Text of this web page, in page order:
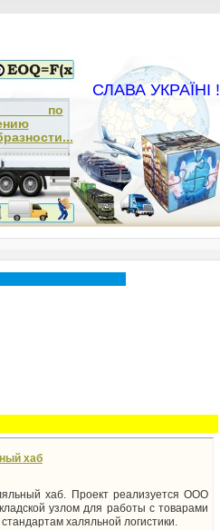
по
СЛАВА УКРАЇНІ !
хаб
хаб. Проект реализуется ООО
узлом для работы с товарами
халяльной логистики.